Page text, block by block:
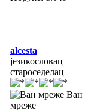
alcesta
језикословац
староседелац
Ван
мреже